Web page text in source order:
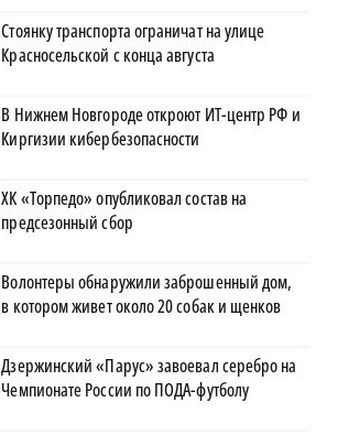
Стоянку транспорта ограничат на улице
Красносельской с конца августа
В Нижнем Новгороде откроют ИТ-центр РФ и
Киргизии кибербезопасности
ХК «Торпедо» опубликовал состав на
предсезонный сбор
Волонтеры обнаружили заброшенный дом,
в котором живет около 20 собак и щенков
Дзержинский «Парус» завоевал серебро на
Чемпионате России по ПОДА-футболу